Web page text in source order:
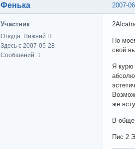
2007-
Фенька
Участник
Откуда: Нижний Н.
Здесь с 2007-05-28
Сообщений: 1
По-
свой
Я курю
же
В-
Пис 2